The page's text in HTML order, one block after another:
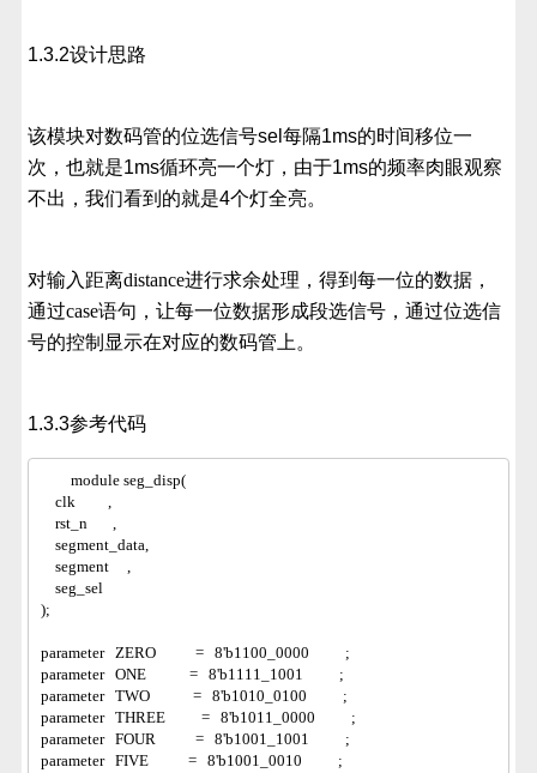
1.3.2设计思路
该模块对数码管的位选信号sel每隔1ms的时间移位一
次，也就是1ms循环亮一个灯，由于1ms的频率肉眼观察
不出，我们看到的就是4个灯全亮。
对输入距离distance进行求余处理，得到每一位的数据，
通过case语句，让每一位数据形成段选信号，通过位选信
号的控制显示在对应的数码管上。
1.3.3参考代码
module seg_disp(
clk         ,
rst_n       ,
segment_data,
segment     ,
seg_sel
);
parameter   ZERO           =   8'b1100_0000          ;
parameter   ONE            =   8'b1111_1001          ;
parameter   TWO            =   8'b1010_0100          ;
parameter   THREE          =   8'b1011_0000          ;
parameter   FOUR           =   8'b1001_1001          ;
parameter   FIVE           =   8'b1001_0010          ;